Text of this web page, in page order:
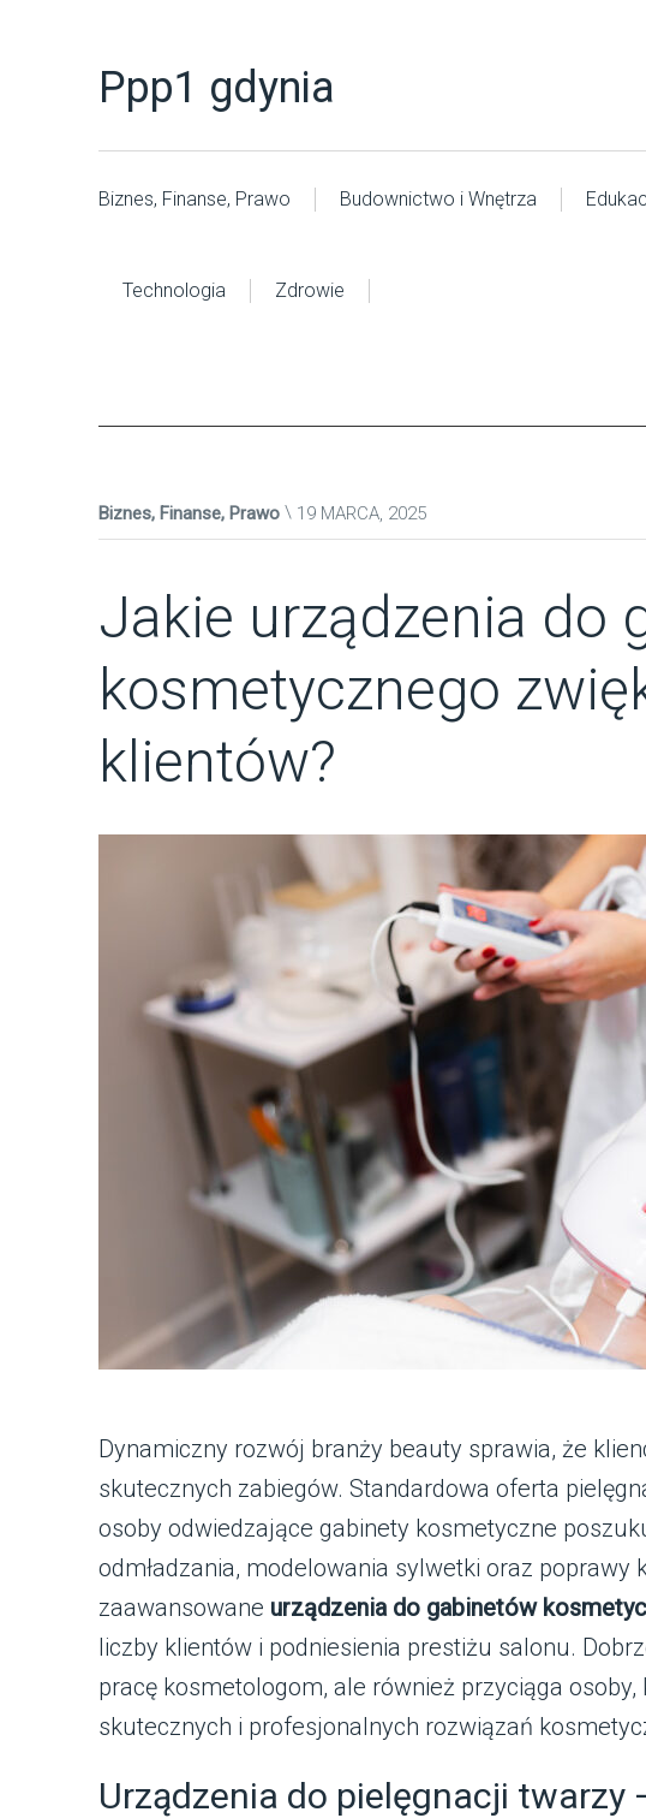
Ppp1 gdynia
Biznes, Finanse, Prawo Budownictwo i Wnętrza
Technologia Zdrowie
Biznes, Finanse, Prawo 19 MARCA, 2025
Jakie urządzenia do
kosmetycznego
klientów?
Dynamiczny rozwój branży beauty sprawia, że
skutecznych zabiegów. Standardowa oferta
osoby odwiedzające gabinety kosmetyczne
odmładzania, modelowania sylwetki oraz poprawy
zaawansowane urządzenia do gabinetów
liczby klientów i podniesienia prestiżu salonu.
pracę kosmetologom, ale również przyciąga
skutecznych i profesjonalnych rozwiązań
Urządzenia do pielęgnacji twarzy